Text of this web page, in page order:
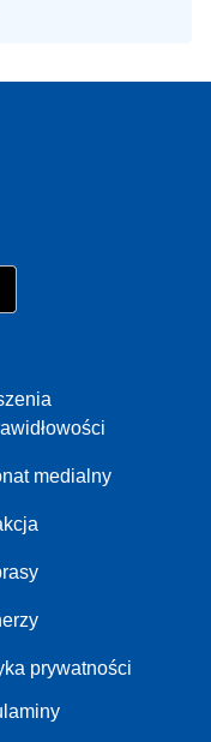
medialny
prywatności